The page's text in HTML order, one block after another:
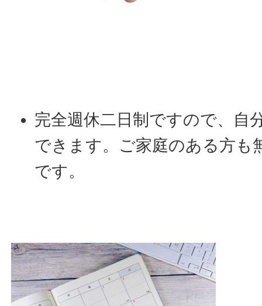
完全週休二日制ですので、自
できます。ご家庭のある方も
です。